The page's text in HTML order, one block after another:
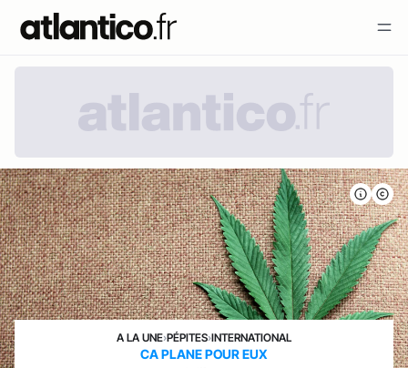
A LA UNE›PÉPITES›INTERNATIONAL
CA PLANE POUR EUX